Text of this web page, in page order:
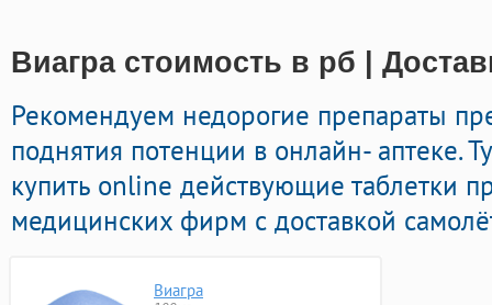
Виагра стоимость в рб |
Рекомендуем недорогие препараты
поднятия потенции в онлайн- аптеке.
купить online действующие таблетки
медицинских фирм с доставкой
Виагра